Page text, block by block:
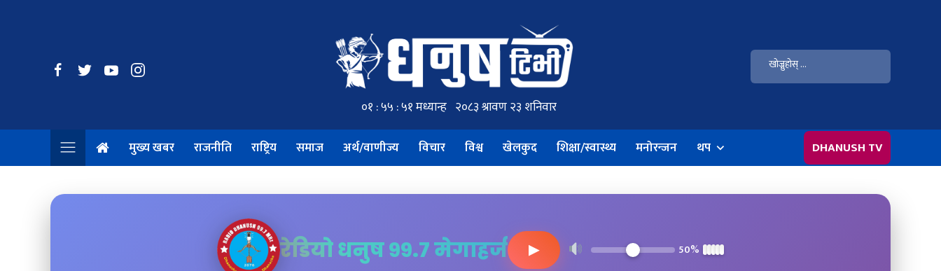
मुख्य खबर राजनीति राष्ट्रिय समाज अर्थ/वाणीज्य विचार विश्व खेलकुद शिक्षा/स्वास्थ्य मनोरन्जन थप DHANUSH TV
रेडियो धनुष ९९.७ मेगाहर्ज ▶ 50%